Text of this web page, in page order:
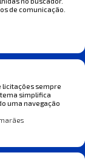
de comunicação.
licitações sempre
simplifica
uma navegação